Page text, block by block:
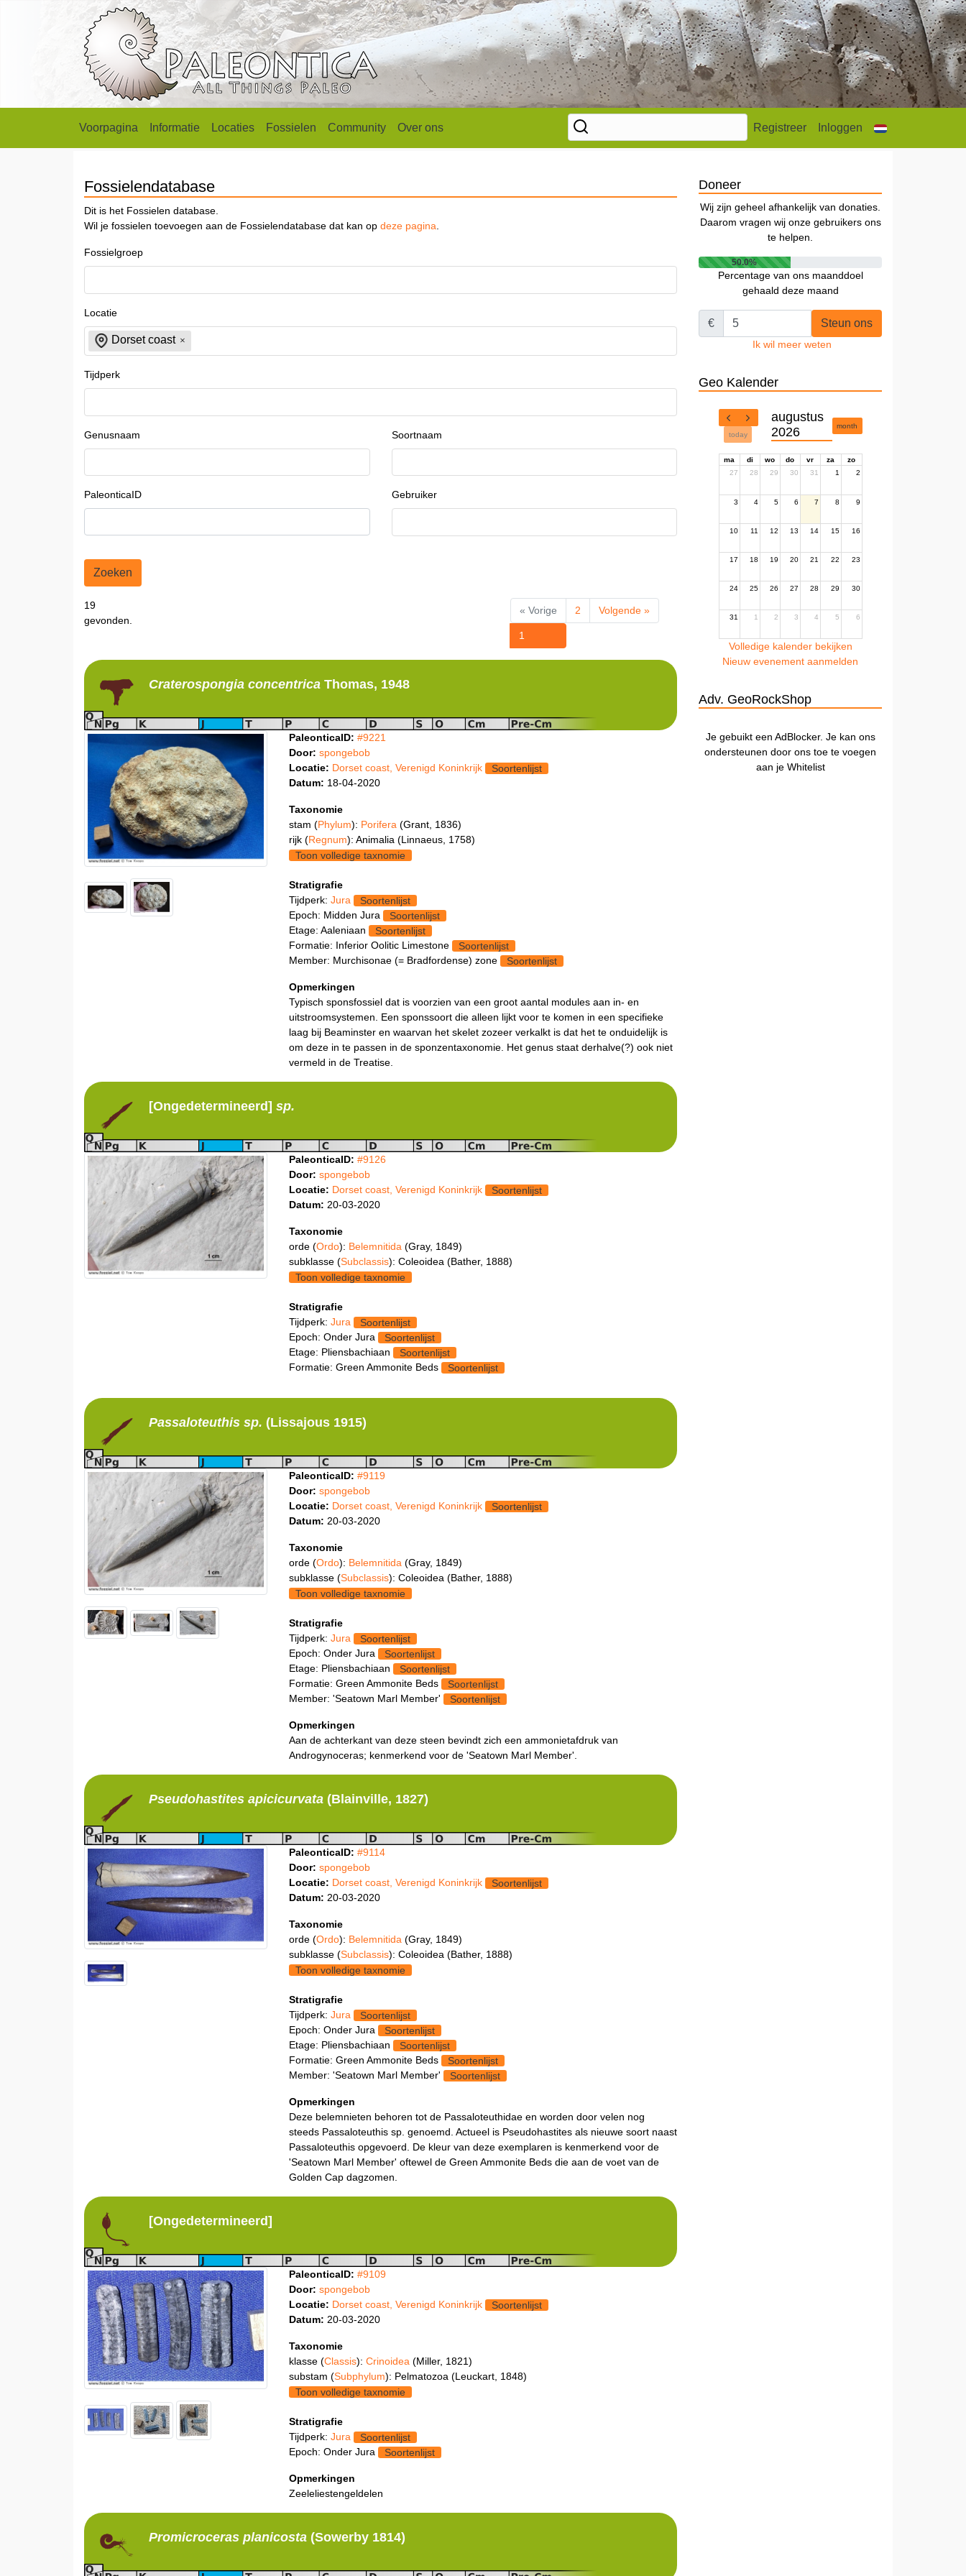
Voorpagina Informatie Locaties Fossielen Community Over ons Registreer Inloggen
Fossielendatabase
Dit is het Fossielen database.
Wil je fossielen toevoegen aan de Fossielendatabase dat kan op deze pagina
Fossielgroep
Locatie
Dorset coast
Tijdperk
Genusnaam Soortnaam
PaleonticaID Gebruiker
Zoeken
19
gevonden.
« Vorige
1
2 Volgende »
Craterospongiaconcentrica Thomas, 1948
PaleonticaID: #9221
Door: spongebob
Locatie: Dorset coast, Verenigd Koninkrijk
Soortenlijst
Datum: 18-04-2020
Taxonomie
stam (Phylum): Porifera (Grant, 1836)
rijk (Regnum): Animalia (Linnaeus, 1758)
Toon volledige taxnomie
Stratigrafie
Tijdperk: Jura
Soortenlijst
Epoch: Midden Jura
Soortenlijst
Etage: Aaleniaan
Soortenlijst
Formatie: Inferior Oolitic Limestone
Soortenlijst
Member: Murchisonae (= Bradfordense) zone
Soortenlijst
Opmerkingen
Typisch sponsfossiel dat is voorzien van een groot aantal modules aan in- en
uitstroomsystemen. Een sponssoort die alleen lijkt voor te komen in een specifieke
laag bij Beaminster en waarvan het skelet zozeer verkalkt is dat het te onduidelijk is
om deze in te passen in de sponzentaxonomie. Het genus staat derhalve(?) ook niet
vermeld in de Treatise.
[Ongedetermineerd] sp.
PaleonticaID: #9126
Door: spongebob
Locatie: Dorset coast, Verenigd Koninkrijk
Soortenlijst
Datum: 20-03-2020
Taxonomie
orde (Ordo): Belemnitida (Gray, 1849)
subklasse (Subclassis): Coleoidea (Bather, 1888)
Toon volledige taxnomie
Stratigrafie
Tijdperk: Jura
Soortenlijst
Epoch: Onder Jura
Soortenlijst
Etage: Pliensbachiaan
Soortenlijst
Formatie: Green Ammonite Beds
Soortenlijst
Passaloteuthissp. (Lissajous 1915)
PaleonticaID: #9119
Door: spongebob
Locatie: Dorset coast, Verenigd Koninkrijk
Soortenlijst
Datum: 20-03-2020
Taxonomie
orde (Ordo): Belemnitida (Gray, 1849)
subklasse (Subclassis): Coleoidea (Bather, 1888)
Toon volledige taxnomie
Stratigrafie
Tijdperk: Jura
Soortenlijst
Epoch: Onder Jura
Soortenlijst
Etage: Pliensbachiaan
Soortenlijst
Formatie: Green Ammonite Beds
Soortenlijst
Member: 'Seatown Marl Member'
Soortenlijst
Opmerkingen
Aan de achterkant van deze steen bevindt zich een ammonietafdruk van
Androgynoceras; kenmerkend voor de 'Seatown Marl Member'.
Pseudohastitesapicicurvata (Blainville, 1827)
PaleonticaID: #9114
Door: spongebob
Locatie: Dorset coast, Verenigd Koninkrijk
Soortenlijst
Datum: 20-03-2020
Taxonomie
orde (Ordo): Belemnitida (Gray, 1849)
subklasse (Subclassis): Coleoidea (Bather, 1888)
Toon volledige taxnomie
Stratigrafie
Tijdperk: Jura
Soortenlijst
Epoch: Onder Jura
Soortenlijst
Etage: Pliensbachiaan
Soortenlijst
Formatie: Green Ammonite Beds
Soortenlijst
Member: 'Seatown Marl Member'
Soortenlijst
Opmerkingen
Deze belemnieten behoren tot de Passaloteuthidae en worden door velen nog
steeds Passaloteuthis sp. genoemd. Actueel is Pseudohastites als nieuwe soort naast
Passaloteuthis opgevoerd. De kleur van deze exemplaren is kenmerkend voor de
'Seatown Marl Member' oftewel de Green Ammonite Beds die aan de voet van de
Golden Cap dagzomen.
[Ongedetermineerd]
PaleonticaID: #9109
Door: spongebob
Locatie: Dorset coast, Verenigd Koninkrijk
Soortenlijst
Datum: 20-03-2020
Taxonomie
klasse (Classis): Crinoidea (Miller, 1821)
substam (Subphylum): Pelmatozoa (Leuckart, 1848)
Toon volledige taxnomie
Stratigrafie
Tijdperk: Jura
Soortenlijst
Epoch: Onder Jura
Soortenlijst
Opmerkingen
Zeeleliestengeldelen
Promicrocerasplanicosta (Sowerby 1814)
Doneer
Wij zijn geheel afhankelijk van donaties.
Daarom vragen wij onze gebruikers ons
te helpen.
50.0%
Percentage van ons maanddoel
gehaald deze maand
€ Steun ons
Ik wil meer weten
Geo Kalender
today
augustus
2026
month
ma di wo do vr za
zo
27
28 29 30 31 1 2
3 4 5 6 7 8 9
10 11 12 13 14 15 16
17 18 19 20 21 22 23
24 25 26 27 28 29 30
31 1 2 3 4 5 6
Volledige kalender bekijken
Nieuw evenement aanmelden
Adv. GeoRockShop
Je gebuikt een AdBlocker. Je kan ons
ondersteunen door ons toe te voegen
aan je Whitelist